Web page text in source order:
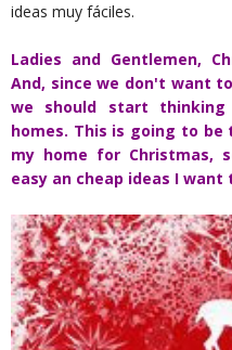
ideas muy fáciles.
Ladies and Gentlemen,
And, since we don't want
we should start
homes. This is going to
my home for Christmas,
easy an cheap ideas I